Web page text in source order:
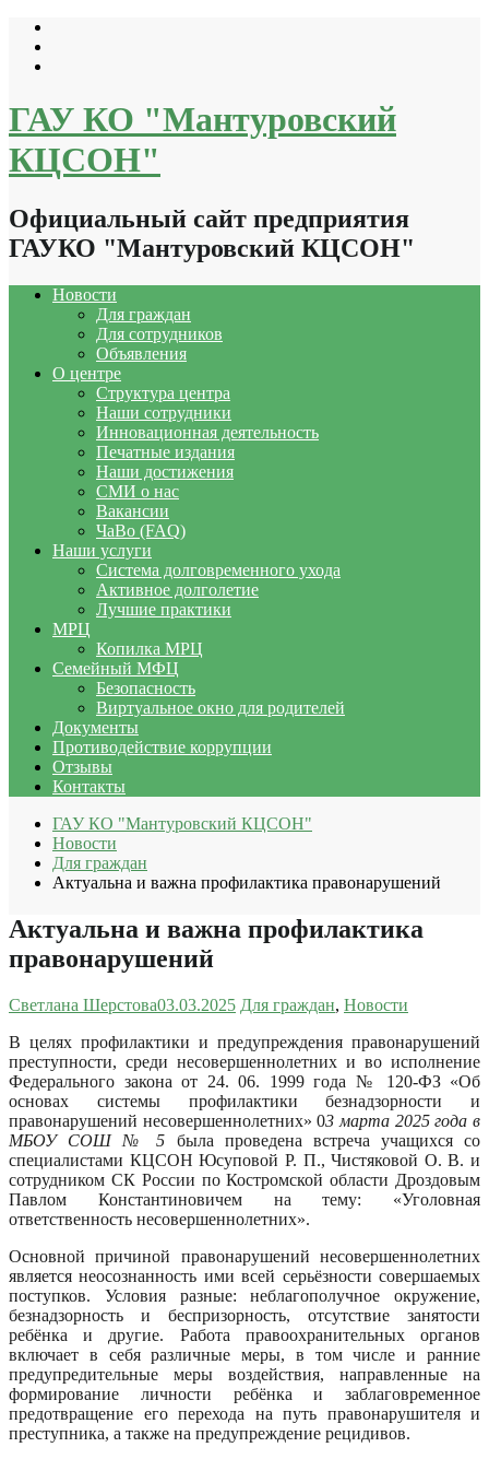
Перейти
содержимому
ГАУ КО "Мантуровский
КЦСОН"
Официальный сайт предприятия
ГАУКО "Мантуровский КЦСОН"
Новости
Для граждан
Для сотрудников
Объявления
О центре
Структура центра
Наши сотрудники
Инновационная деятельность
Печатные издания
Наши достижения
СМИ о нас
Вакансии
ЧаВо (FAQ)
Наши услуги
Система долговременного ухода
Активное долголетие
Лучшие практики
МРЦ
Копилка МРЦ
Семейный МФЦ
Безопасность
Виртуальное окно для родителей
Документы
Противодействие коррупции
Отзывы
Контакты
ГАУ КО "Мантуровский КЦСОН"
Новости
Для граждан
Актуальна и важна профилактика правонарушений
Актуальна и важна профилактика
правонарушений
Светлана Шерстова03.03.2025 Для граждан, Новости
В целях профилактики и предупреждения правонарушений
преступности, среди несовершеннолетних и во исполнение
Федерального закона от 24. 06. 1999 года № 120-ФЗ «Об
основах системы профилактики безнадзорности и
правонарушений несовершеннолетних» 03 марта 2025года в
МБОУ СОШ № 5 была проведена встреча учащихся со
специалистами КЦСОН Юсуповой Р. П., Чистяковой О. В. и
сотрудником СК России по Костромской области Дроздовым
Павлом Константиновичем на тему: «Уголовная
ответственность несовершеннолетних».
Основной причиной правонарушений несовершеннолетних
является неосознанность ими всей серьёзности совершаемых
поступков. Условия разные: неблагополучное окружение,
безнадзорность и беспризорность, отсутствие занятости
ребёнка и другие. Работа правоохранительных органов
включает в себя различные меры, в том числе и ранние
предупредительные меры воздействия, направленные на
формирование личности ребёнка и заблаговременное
предотвращение его перехода на путь правонарушителя и
преступника, а также на предупреждение рецидивов.